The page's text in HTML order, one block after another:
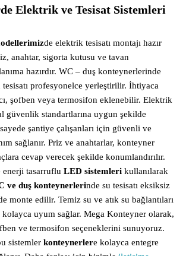
Elektrik ve Tesisat Sistemleri
de elektrik tesisatı montajı hazır
anahtar, sigorta kutusu ve tavan
hazırdır. WC – duş konteynerlerinde
tesisatı profesyonelce yerleştirilir. İhtiyaca
şofben veya termosifon eklenebilir. Elektrik
güvenlik standartlarına uygun şekilde
şantiye çalışanları için güvenli ve
sağlanır. Priz ve anahtarlar, konteyner
cevap verecek şekilde konumlandırılır.
enerji tasarruflu LED sistemleri kullanılarak
ve duş konteynerlerinde su tesisatı eksiksiz
monte edilir. Temiz su ve atık su bağlantıları
kolayca uyum sağlar. Mega Konteyner olarak,
ve termosifon seçeneklerini sunuyoruz.
sistemler konteynerlere kolayca entegre